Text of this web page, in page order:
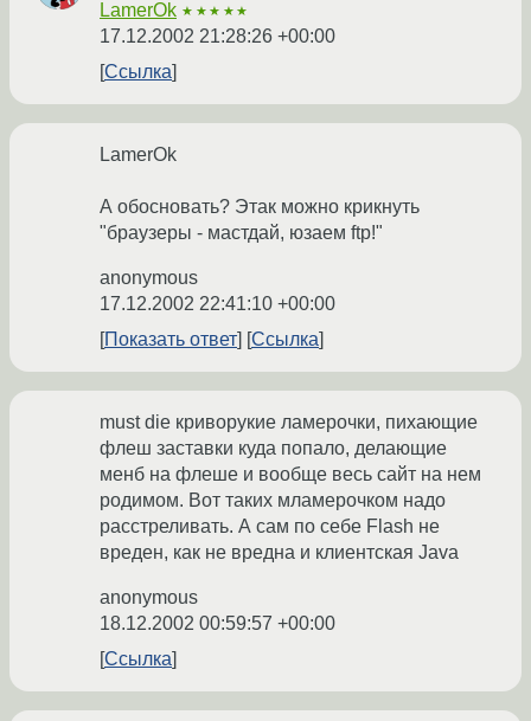
LamerOk ★★★★★
17.12.2002 21:28:26 +00:00
Ссылка
LamerOk
А обосновать? Этак можно крикнуть
"браузеры - мастдай, юзаем ftp!"
anonymous
17.12.2002 22:41:10 +00:00
Показать ответ
Ссылка
must die криворукие ламерочки, пихающие
флеш заставки куда попало, делающие
менб на флеше и вообще весь сайт на нем
родимом. Вот таких мламерочком надо
расстреливать. А сам по себе Flash не
вреден, как не вредна и клиентская Java
anonymous
18.12.2002 00:59:57 +00:00
Ссылка